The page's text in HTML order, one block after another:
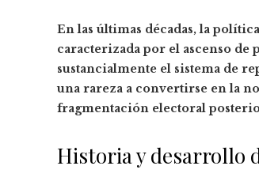
En las últimas décadas, la
caracterizada por el ascenso
sustancialmente el sistema de
una rareza a convertirse en la
fragmentación electoral
Historia y desarrollo